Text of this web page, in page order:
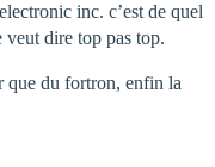
inc. c’est de quel
veut dire top pas top.
que du fortron, enfin la